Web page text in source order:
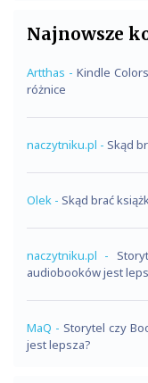
Najnowsze
Artthas - Kindle
różnice
naczytniku.pl - Skąd
Olek - Skąd brać
naczytniku.pl -
audiobooków jest
MaQ - Storytel czy
jest lepsza?